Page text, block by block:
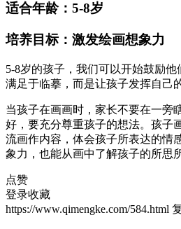
适合年龄：5-8岁
培养目标：激发绘画想象力
5-8岁的孩子，我们可以开始鼓励
满足于临摹，而是让孩子发挥自己
当孩子在画画时，家长不要在一旁
好，要充分尊重孩子的想法。孩子
流画作内容，体会孩子所表达的情
象力，也能从画中了解孩子的所思
点赞
登录收藏
https://www.qimengke.com/584.html